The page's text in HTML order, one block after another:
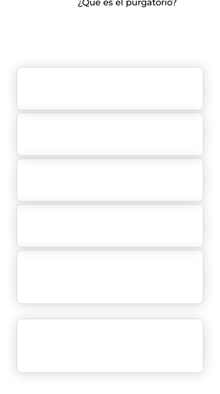
¿Qué es el purgatorio?